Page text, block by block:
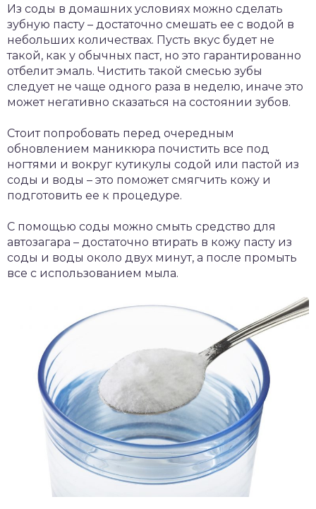
Из соды в домашних условиях можно сделать
зубную пасту – достаточно смешать ее с водой в
небольших количествах. Пусть вкус будет не
такой, как у обычных паст, но это гарантированно
отбелит эмаль. Чистить такой смесью зубы
следует не чаще одного раза в неделю, иначе это
может негативно сказаться на состоянии зубов.
Стоит попробовать перед очередным
обновлением маникюра почистить все под
ногтями и вокруг кутикулы содой или пастой из
соды и воды – это поможет смягчить кожу и
подготовить ее к процедуре.
С помощью соды можно смыть средство для
автозагара – достаточно втирать в кожу пасту из
соды и воды около двух минут, а после промыть
все с использованием мыла.